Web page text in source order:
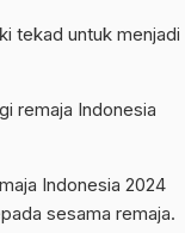
tekad untuk menjadi
remaja Indonesia
Indonesia 2024
sesama remaja.